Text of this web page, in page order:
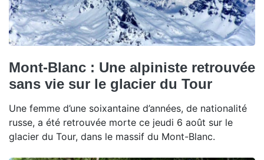
Mont-Blanc : Une alpiniste retrouvée
sans vie sur le glacier du Tour
Une femme d’une soixantaine d’années, de nationalité
russe, a été retrouvée morte ce jeudi 6 août sur le
glacier du Tour, dans le massif du Mont-Blanc.